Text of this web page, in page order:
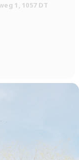
1, 1057 DT